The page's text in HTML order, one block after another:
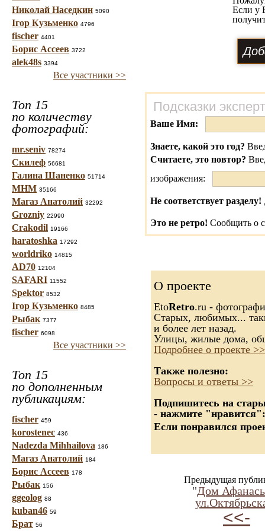
Николай Наседкин 5090
Ігор Кузьменко 4796
fischer 4401
Борис Ассеев 3722
alek48s 3394
Все участники >>
Топ 15
по количеству
фотографий:
mr.seniv 78274
Скилеф 56681
Галина Шаненко 51714
МНМ 35166
Магаз Анатолий 32292
Grozniy 22990
Crakodil 19166
haratoshka 17292
worldriko 14815
AD70 12104
SAFARI 11552
Spektor 8532
Ігор Кузьменко 8485
Рыбак 7377
fischer 6098
Все участники >>
Топ 15
по дополненным
публикациям:
fischer 459
korostenec 436
Nadezda Mihhailova 186
Магаз Анатолий 184
Борис Ассеев 178
Рыбак 156
ggeolog 88
kuban46 59
Брат 56
Если у
Подсказки
Ваше Имя:
Знаете, какой это год?
Считаете, это повтор?
изображения:
Не соответствует разделу!
Это не ретро! Сообщить о
О проекте
EtoRetro.ru -
Старых, любимых...
и более лет назад.
Улицы, жилые дома,
Подробнее о проекте >>
Также полезно:
Вопросы и ответы >>
Подпишитесь на
- нажмите "нравится":
Если понравился
Предыдущая
"Дом
<<-